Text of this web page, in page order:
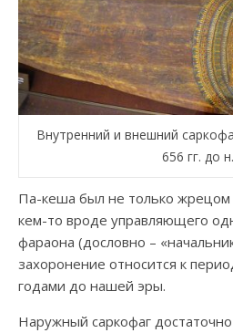
Внутренний и внешний
656 гг. до
Па-кеша был не только жрецом
кем-то вроде управляющего
фараона (дословно –
захоронение относится к
годами до нашей эры.
Наружный саркофаг